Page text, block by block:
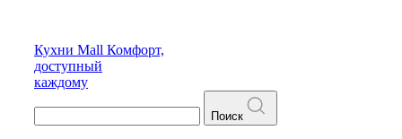
Кухни Mall Комфорт,
доступный
каждому
Поиск